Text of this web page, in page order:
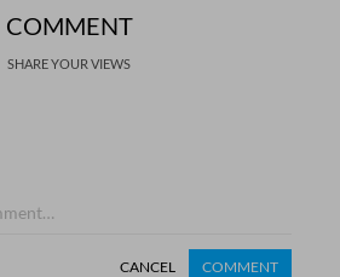
COMMENT
SHARE YOUR VIEWS
CANCEL COMMENT